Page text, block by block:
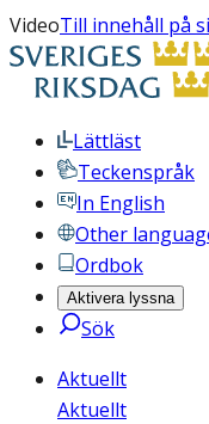
VideoTill innehåll på
Lättläst
Teckenspråk
In English
Other
Ordbok
Aktivera lyssna
Sök
Aktuellt
Aktuellt